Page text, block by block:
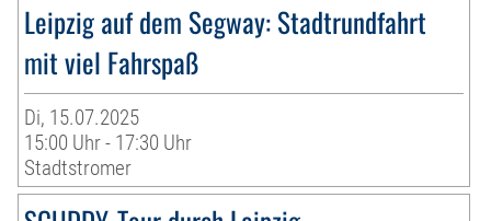
Leipzig auf dem Segway: Stadtrundfahrt
mit viel Fahrspaß
Di, 15.07.2025
15:00 Uhr - 17:30 Uhr
Stadtstromer